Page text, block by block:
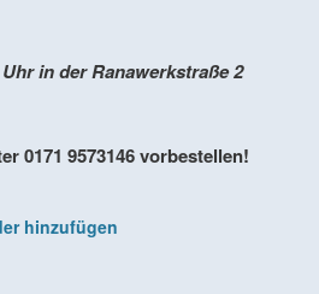
in der Ranawerkstraße 2
0171 9573146 vorbestellen!
hinzufügen